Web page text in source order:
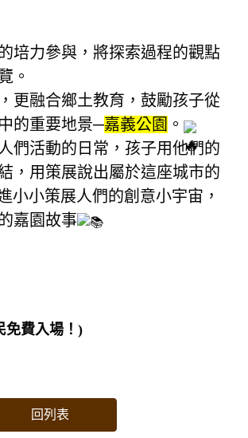
培力參與，將探索過程的觀點
。
更融合鄉土教育，鼓勵孩子從
的重要地景─嘉義公園 。
們活動的日常，孩子用他們的
，用策展說出屬於這座城市的
小小策展人們的創意小宇宙，
嘉園故事
免費入場！)
回列表